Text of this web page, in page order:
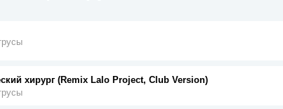
хирург (Remix Lalo Project, Club Version)